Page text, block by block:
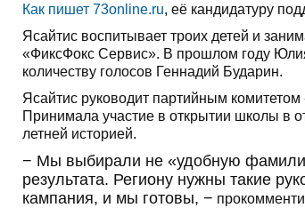
Как пишет 73online.ru, её кандидатуру
Ясайтис воспитывает троих детей и
«ФиксФокс Сервис». В прошлом году
количеству голосов Геннадий Бударин.
Ясайтис руководит партийным
Принимала участие в открытии школы в
летней историей.
− Мы выбирали не «удобную
результата. Региону нужны такие
кампания, и мы готовы, −